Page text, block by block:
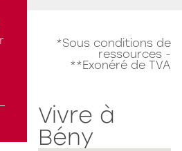
*Sous conditions de
ressources -
**Exonéré de TVA
Vivre à
Bény